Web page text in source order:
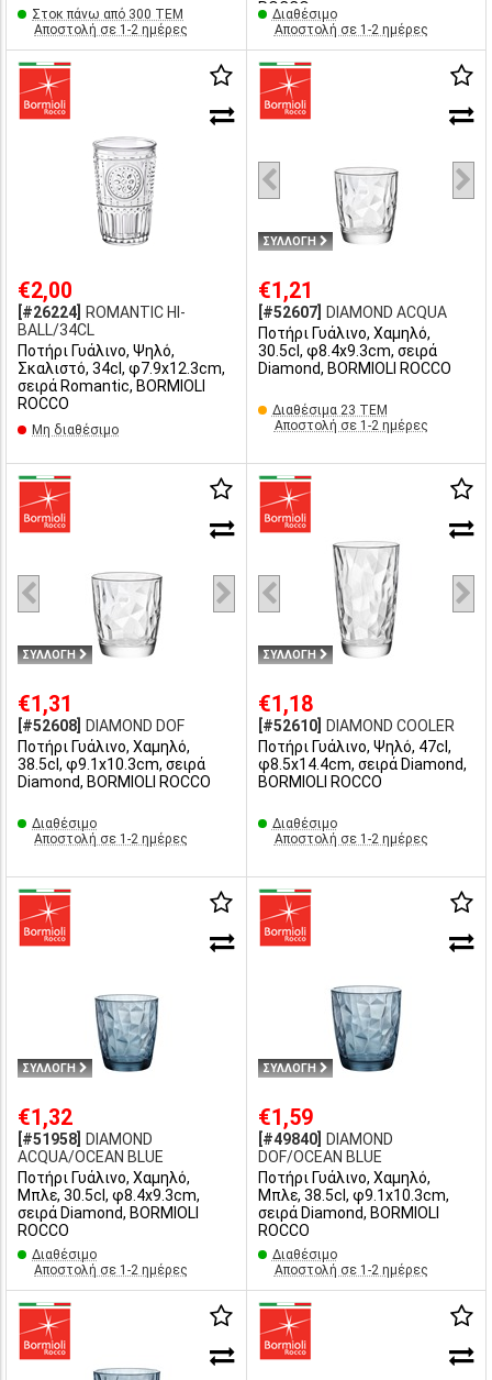
Στοκ πάνω από 300 ΤΕΜ
Αποστολή σε 1-2 ημέρες
ROCCO
Διαθέσιμο
Αποστολή σε 1-2 ημέρες
€2,00
[#26224]
ROMANTIC HI-
BALL/34CL
Ποτήρι Γυάλινο, Ψηλό,
Σκαλιστό, 34cl, φ7.9x12.3cm,
σειρά Romantic, BORMIOLI
ROCCO
Μη διαθέσιμο
ΣΥΛΛΟΓΗ
€1,21
[#52607]
DIAMOND ACQUA
Ποτήρι Γυάλινο, Χαμηλό,
30.5cl, φ8.4x9.3cm, σειρά
Diamond, BORMIOLI ROCCO
Διαθέσιμα 23 ΤΕΜ
Αποστολή σε 1-2 ημέρες
ΣΥΛΛΟΓΗ
€1,31
[#52608]
DIAMOND DOF
Ποτήρι Γυάλινο, Χαμηλό,
38.5cl, φ9.1x10.3cm, σειρά
Diamond, BORMIOLI ROCCO
Διαθέσιμο
Αποστολή σε 1-2 ημέρες
ΣΥΛΛΟΓΗ
€1,18
[#52610]
DIAMOND COOLER
Ποτήρι Γυάλινο, Ψηλό, 47cl,
φ8.5x14.4cm, σειρά Diamond,
BORMIOLI ROCCO
Διαθέσιμο
Αποστολή σε 1-2 ημέρες
ΣΥΛΛΟΓΗ
€1,32
[#51958]
DIAMOND
ACQUA/OCΕΑΝ BLUE
Ποτήρι Γυάλινο, Χαμηλό,
Μπλε, 30.5cl, φ8.4x9.3cm,
σειρά Diamond, BORMIOLI
ROCCO
Διαθέσιμο
Αποστολή σε 1-2 ημέρες
ΣΥΛΛΟΓΗ
€1,59
[#49840]
DIAMOND
DOF/OCΕΑΝ BLUE
Ποτήρι Γυάλινο, Χαμηλό,
Μπλε, 38.5cl, φ9.1x10.3cm,
σειρά Diamond, BORMIOLI
ROCCO
Διαθέσιμο
Αποστολή σε 1-2 ημέρες